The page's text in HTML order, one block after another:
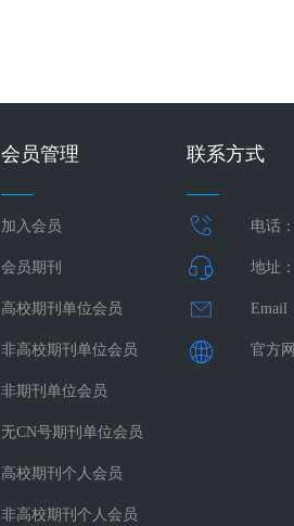
会员管理
加入会员
会员期刊
高校期刊单位会员
非高校期刊单位会员
非期刊单位会员
无CN号期刊单位会员
高校期刊个人会员
非高校期刊个人会员
联系方式
电话
地址
Email
官方